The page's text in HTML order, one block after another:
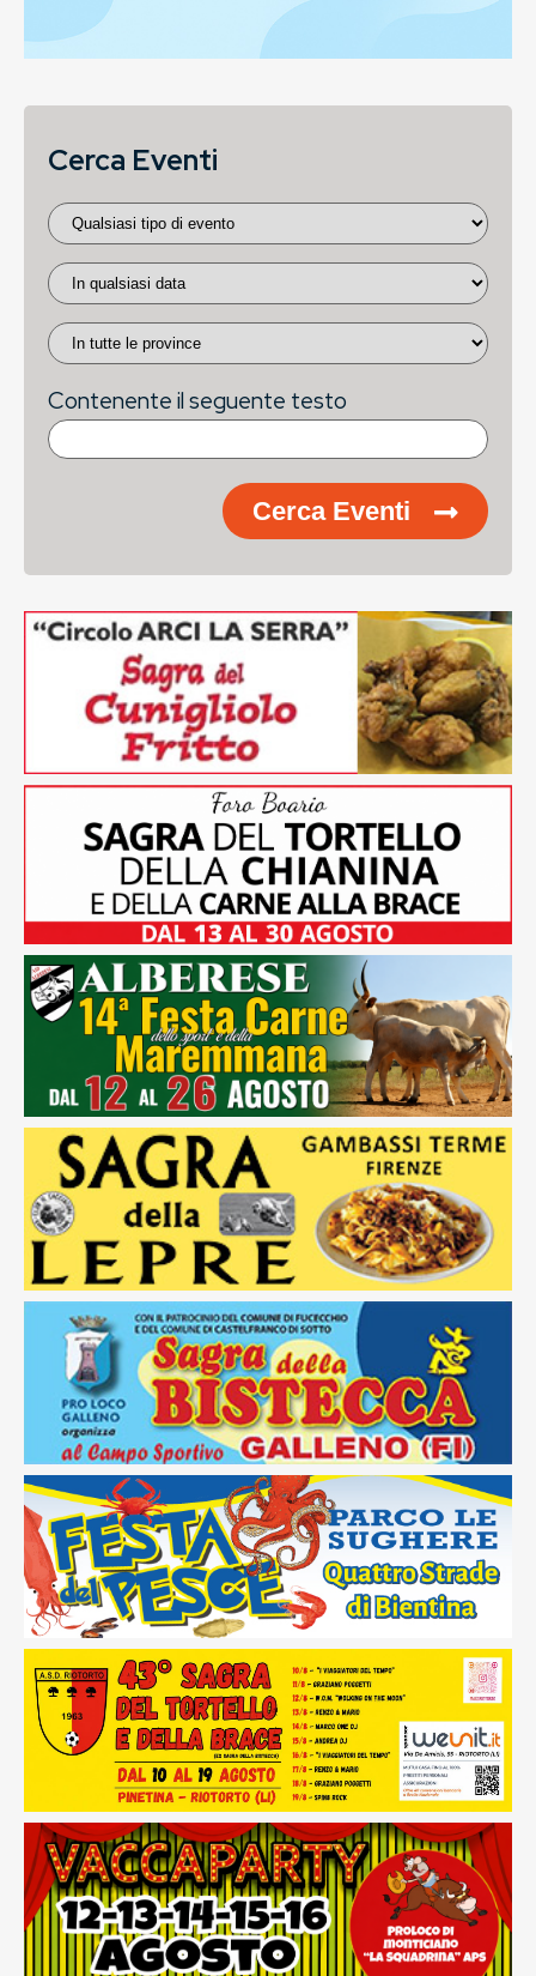
Cerca Eventi
Contenente il seguente testo
Cerca Eventi